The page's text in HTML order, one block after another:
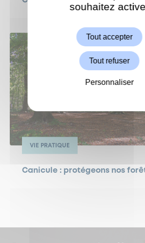
VIE PRATIQUE
Canicule : protégeons nos
ShareThis est désactivé.
souhaitez
Tout accepter
Tout refuser
Personnaliser